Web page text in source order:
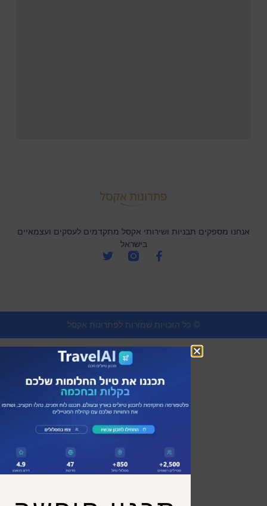
אנחנו מספקים תבניות ושירותי אקסל מתקדמים לעסקים ועצמאיים
בישראל
© כל הזכויות שמורות לפתרונות אקסל